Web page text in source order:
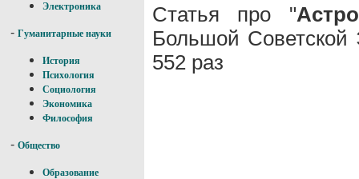
Электроника
- Гуманитарные науки
История
Психология
Социология
Экономика
Философия
- Общество
Образование
Статья про "
Большой Советской
552 раз